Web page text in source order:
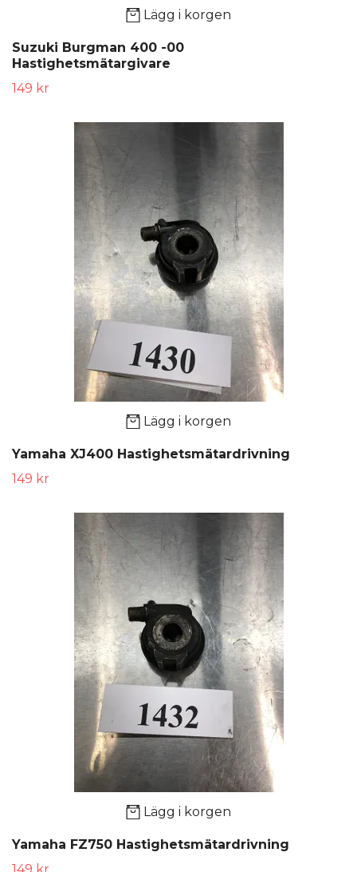
Lägg i korgen
Suzuki Burgman 400 -00
Hastighetsmätargivare
149 kr
Lägg i korgen
Yamaha XJ400 Hastighetsmätardrivning
149 kr
Lägg i korgen
Yamaha FZ750 Hastighetsmätardrivning